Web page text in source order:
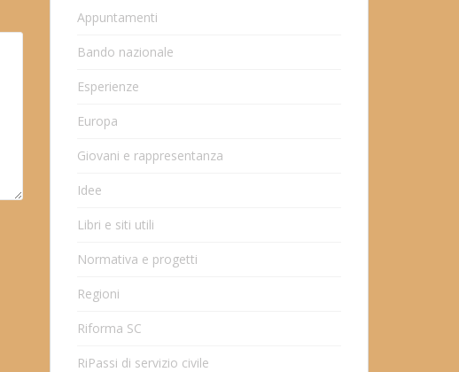
Appuntamenti
Bando nazionale
Esperienze
Europa
Giovani e rappresentanza
Idee
Libri e siti utili
Normativa e progetti
Regioni
Riforma SC
RiPassi di servizio civile